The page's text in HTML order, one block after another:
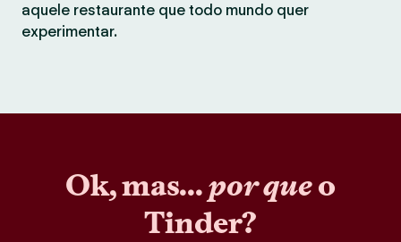
aquele restaurante que todo mundo quer
experimentar.
Ok, mas...por queo
Tinder?